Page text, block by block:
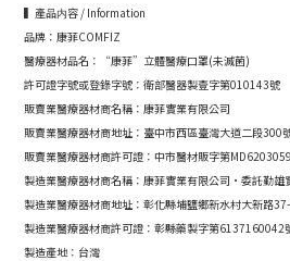
▍產品内容 / Information
品牌：康菲COMFIZ
醫療器材品名：“康菲”立體醫療口罩(未滅菌)
許可證字號或登錄字號：衛部醫器製壹字第010143號
販賣業醫療器材商名稱：康菲實業有限公司
販賣業醫療器材商地址： 臺中市西區臺灣大道二段300
販賣業醫療器材商許可證： 中市醫材販字第
製造業醫療器材商名稱：康菲實業有限公司·委託勤雄
製造業醫療器材商地址：彰化縣埔鹽鄉新水村大新路
製造業醫療器材商許可證：彰縣藥製字第6137160042
製造產地：台灣